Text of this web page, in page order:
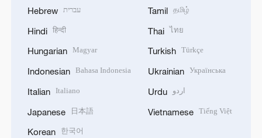
Hebrew עברית
Hindi हिन्दी
Hungarian Magyar
Indonesian Bahasa Indonesia
Italian Italiano
Japanese 日本語
Korean 한국어
Tamil தமிழ்
Thai ไทย
Turkish Türkçe
Ukrainian Українська
Urdu اردو
Vietnamese Tiếng Việt